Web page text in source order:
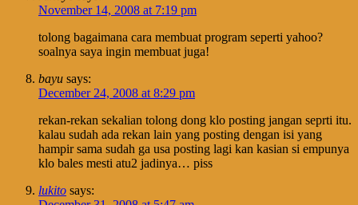
November 14, 2008 at 7:19 pm
tolong bagaimana cara membuat program seperti yahoo?
soalnya saya ingin membuat juga!
bayu says:
December 24, 2008 at 8:29 pm
rekan-rekan sekalian tolong dong klo posting jangan seprti itu.
kalau sudah ada rekan lain yang posting dengan isi yang
hampir sama sudah ga usa posting lagi kan kasian si empunya
klo bales mesti atu2 jadinya… piss
lukito says: